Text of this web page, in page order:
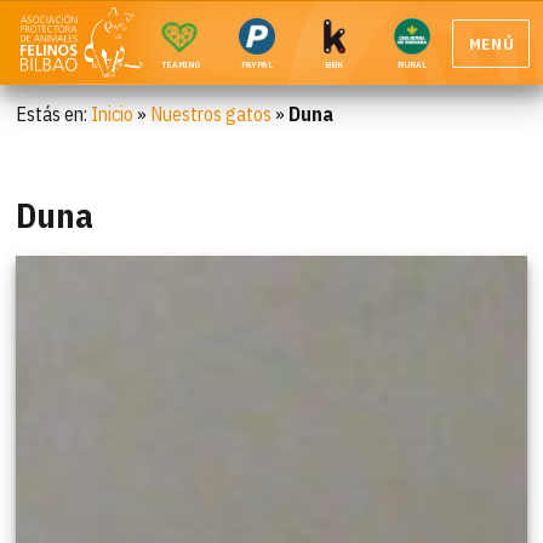
TEAMING PAYPAL BBK RURAL
MENÚ
Estás en: Inicio » Nuestros gatos » Duna
Duna